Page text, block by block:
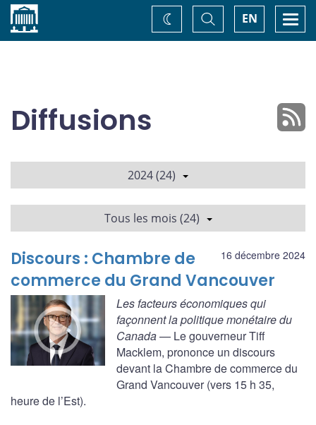
Accueil EN
Basculer
la
recherche
Changez
de
Diffusions
2024 (24)
Tous les mois (24)
16 décembre 2024
Discours : Chambre de
commerce du Grand Vancouver
Les facteurs économiques qui
façonnent la politique monétaire du
Canada— Le gouverneur Tiff
Macklem, prononce un discours
devant la Chambre de commerce du
Grand Vancouver (vers 15 h 35,
heure de l’Est).